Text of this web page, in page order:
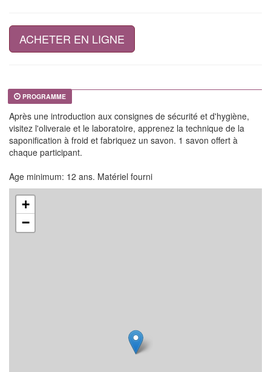
ACHETER EN LIGNE
PROGRAMME
Après une introduction aux consignes de sécurité et d'hygiène,
visitez l'oliveraie et le laboratoire, apprenez la technique de la
saponification à froid et fabriquez un savon. 1 savon offert à
chaque participant.
Age minimum: 12 ans. Matériel fourni
+
−